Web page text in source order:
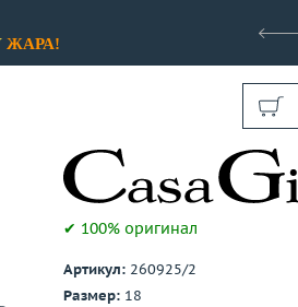
ЖАРА!
Показать все
✔ 100% оригинал
Артикул: 260925/2
Размер: 18